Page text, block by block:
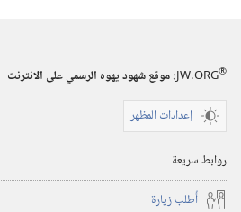
الدراسية)‏
‎٢٠٠٣
JW.ORG®
:‏ موقع شهود يهوه الرسمي على الانترنت
إعدادات المظهر
روابط سريعة
أُطلب زيارة